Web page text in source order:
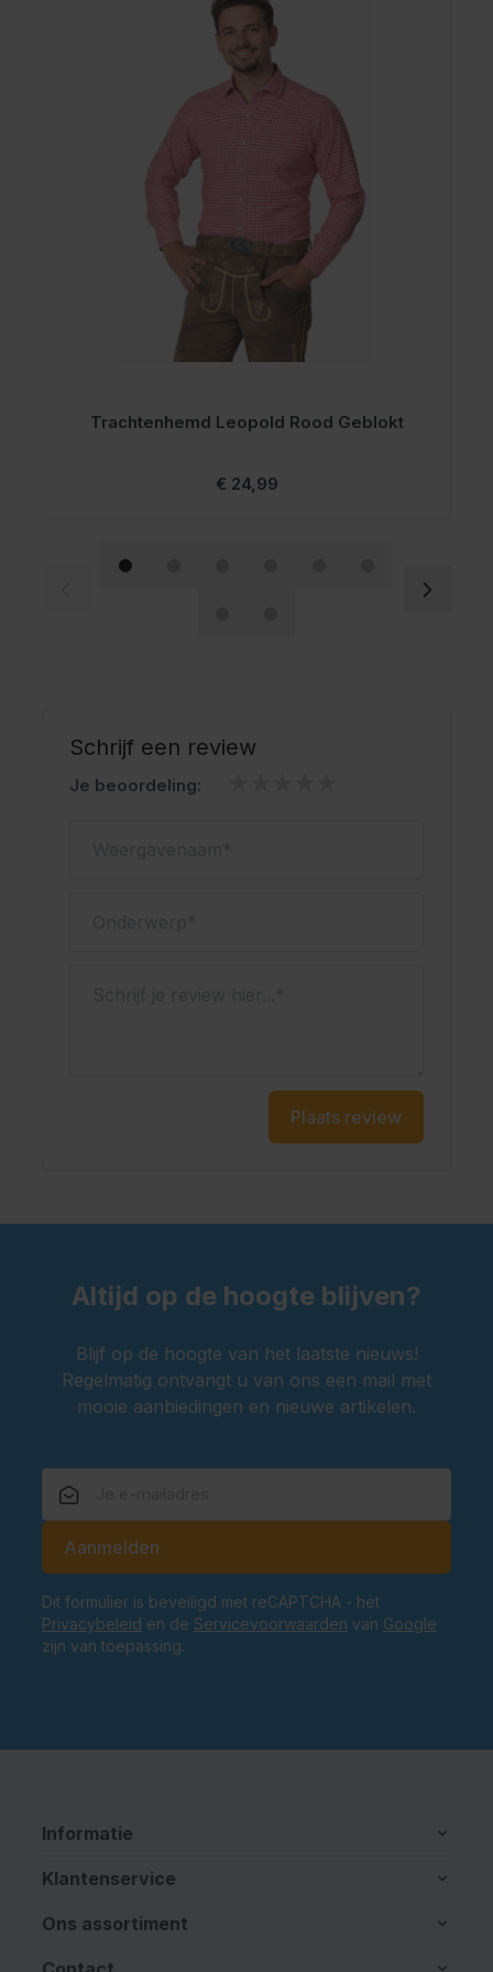
Trachtenhemd Leopold Rood Geblokt
€ 24,99
Schrijf een review
Je beoordeling:
Plaats review
Altijd op de hoogte blijven?
Blijf op de hoogte van het laatste nieuws!
Regelmatig ontvangt u van ons een mail met
mooie aanbiedingen en nieuwe artikelen.
Aanmelden
Dit formulier is beveiligd met reCAPTCHA - het
Privacybeleid en de Servicevoorwaarden van Google
zijn van toepassing.
Informatie
Klantenservice
Ons assortiment